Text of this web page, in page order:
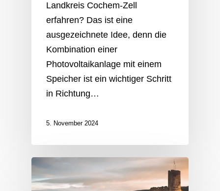
Landkreis Cochem-Zell
erfahren? Das ist eine
ausgezeichnete Idee, denn die
Kombination einer
Photovoltaikanlage mit einem
Speicher ist ein wichtiger Schritt
in Richtung…
5. November 2024